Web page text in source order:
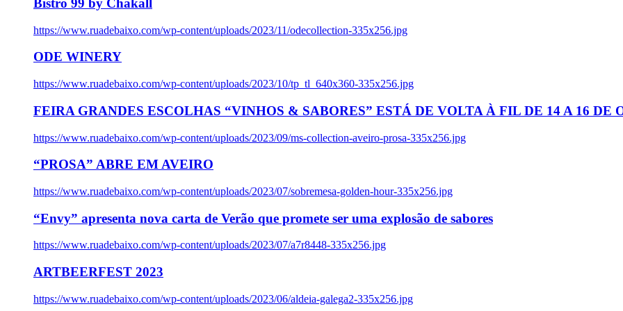
Bistro 99 by Chakall
https://www.ruadebaixo.com/wp-content/uploads/2023/11/odecollection-335x256.jpg
ODE WINERY
https://www.ruadebaixo.com/wp-content/uploads/2023/10/tp_tl_640x360-335x256.jpg
FEIRA GRANDES ESCOLHAS “VINHOS & SABORES” ESTÁ DE VOLTA À FIL DE 14 A 16 DE
https://www.ruadebaixo.com/wp-content/uploads/2023/09/ms-collection-aveiro-prosa-335x256.jpg
“PROSA” ABRE EM AVEIRO
https://www.ruadebaixo.com/wp-content/uploads/2023/07/sobremesa-golden-hour-335x256.jpg
“Envy” apresenta nova carta de Verão que promete ser uma explosão de sabores
https://www.ruadebaixo.com/wp-content/uploads/2023/07/a7r8448-335x256.jpg
ARTBEERFEST 2023
https://www.ruadebaixo.com/wp-content/uploads/2023/06/aldeia-galega2-335x256.jpg